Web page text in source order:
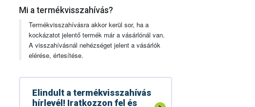
Mi a termékvisszahívás?
Termékvisszahívásra akkor kerül sor, ha a
kockázatot jelentő termék már a vásárlónál van.
A visszahívásnál nehézséget jelent a vásárlók
elérése, értesítése.
Elindult a termékvisszahívás
hírlevél! Iratkozzon fel és